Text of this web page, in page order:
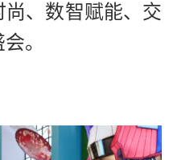
、数智赋能、交
。